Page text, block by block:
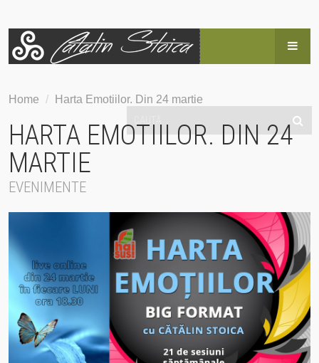
POVESTEA LUI CĂTĂLIN
SERVICII
HAI SUS!
CONTACT
Home / Harta Emotiilor. Din 24 martie
HARTA EMOTIILOR. DIN 24
MARTIE
EVENIMENTE